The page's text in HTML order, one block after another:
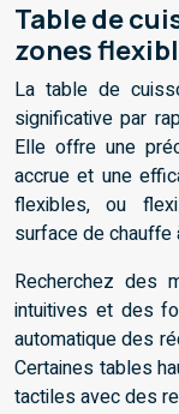
Table de
zones
La table de
significative par
Elle offre une
accrue et une
flexibles, ou
surface de
Recherchez des
intuitives et des
automatique des
Certaines tables
tactiles avec des